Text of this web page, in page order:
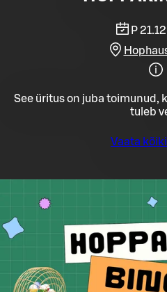
P
See üritus on juba toimunud,
tuleb
Vaata